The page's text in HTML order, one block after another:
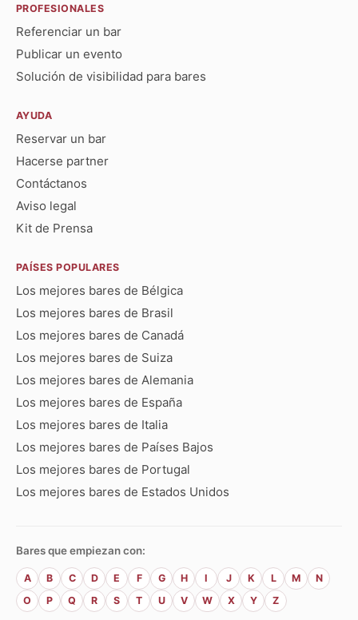
PROFESIONALES
Referenciar un bar
Publicar un evento
Solución de visibilidad para bares
AYUDA
Reservar un bar
Hacerse partner
Contáctanos
Aviso legal
Kit de Prensa
PAÍSES POPULARES
Los mejores bares de Bélgica
Los mejores bares de Brasil
Los mejores bares de Canadá
Los mejores bares de Suiza
Los mejores bares de Alemania
Los mejores bares de España
Los mejores bares de Italia
Los mejores bares de Países Bajos
Los mejores bares de Portugal
Los mejores bares de Estados Unidos
Bares que empiezan con:
A B C D E F G H I J K L M
N
O
P Q R S T U V W X Y Z